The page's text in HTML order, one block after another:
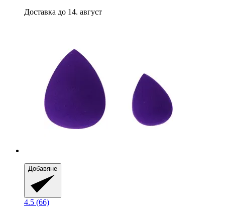
Доставка до 14. август
Добавяне
4.5 (66)